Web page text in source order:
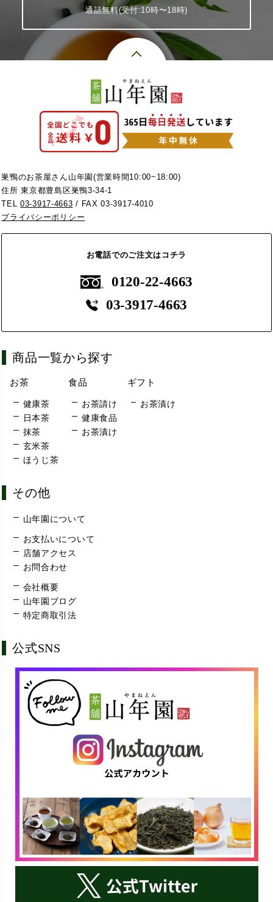
通話無料(受付:10時〜18時)
巣鴨のお茶屋さん山年園(営業時間10:00~18:00)
住所 東京都豊島区巣鴨3-34-1
TEL03-3917-4663 / FAX 03-3917-4010
プライバシーポリシー
お電話でのご注文はコチラ
0120-22-4663
03-3917-4663
商品一覧から探す
お茶
健康茶
日本茶
抹茶
玄米茶
ほうじ茶
食品
お茶請け
健康食品
お茶漬け
ギフト
お茶漬け
その他
山年園について
お支払いについて
店舗アクセス
お問合わせ
会社概要
山年園ブログ
特定商取引法
公式SNS